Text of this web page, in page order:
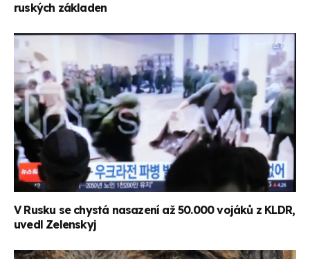
ruských základen
V Rusku se chystá nasazení až 50.000 vojáků z KLDR,
uvedl Zelenskyj